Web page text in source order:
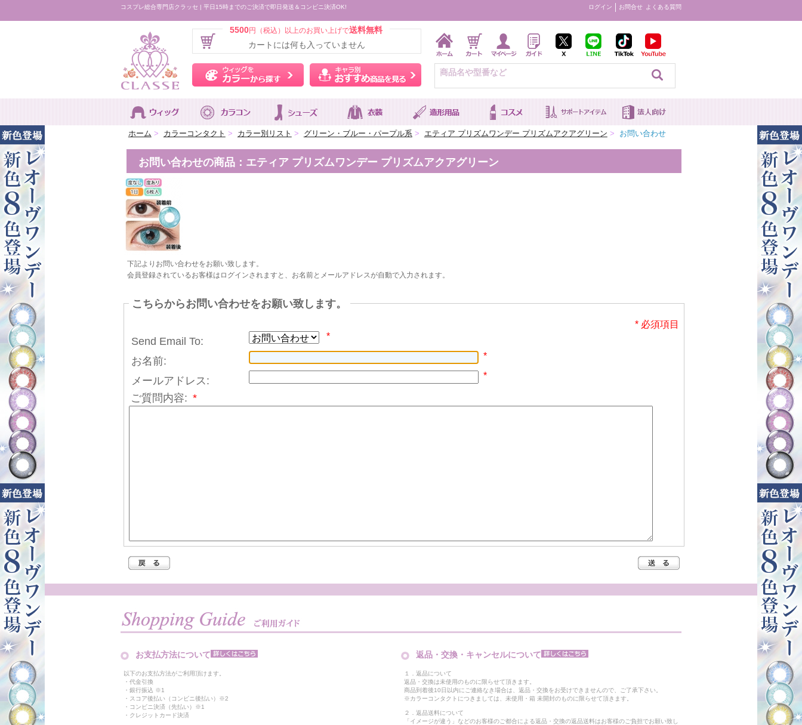
コスプレ総合専門店クラッセ | 平日15時までのご決済で即日発送＆コンビニ決済OK! ログイン お問合せ よくある質問
5500円（税込）以上のお買い上げで送料無料
カートには何も入っていません
ウィッグをカラーから探す キャラ別おすすめ商品を見る
ホーム > カラーコンタクト > カラー別リスト > グリーン・ブルー・パープル系 > エティア プリズムワンデー プリズムアクアグリーン > お問い合わせ
お問い合わせの商品：エティア プリズムワンデー プリズムアクアグリーン
下記よりお問い合わせをお願い致します。
会員登録されているお客様はログインされますと、お名前とメールアドレスが自動で入力されます。
こちらからお問い合わせをお願い致します。
* 必須項目
Send Email To: *
お名前: *
メールアドレス: *
ご質問内容: *
お支払方法について
以下のお支払方法がご利用頂けます。
・代金引換
・銀行振込 ※1
・スコア後払い（コンビニ後払い）※2
・コンビニ決済（先払い）※1
・クレジットカード決済
返品・交換・キャンセルについて
１．返品について
返品・交換は未使用のものに限らせて頂きます。
商品到着後10日以内にご連絡なき場合は、返品・交換をお受けできませんので、ご了承下さい。
※カラーコンタクトにつきましては、未使用・箱 未開封のものに限らせて頂きます。
２．返品送料について
「イメージが違う」などのお客様のご都合による返品・交換の返品送料はお客様のご負担でお願い致し